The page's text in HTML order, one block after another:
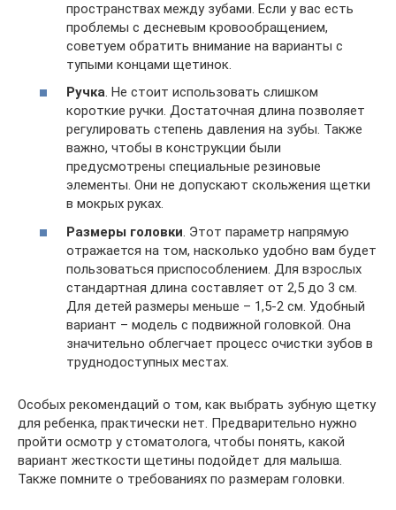
пространствах между зубами. Если у вас есть
проблемы с десневым кровообращением,
советуем обратить внимание на варианты с
тупыми концами щетинок.
Ручка. Не стоит использовать слишком
короткие ручки. Достаточная длина позволяет
регулировать степень давления на зубы. Также
важно, чтобы в конструкции были
предусмотрены специальные резиновые
элементы. Они не допускают скольжения щетки
в мокрых руках.
Размеры головки. Этот параметр напрямую
отражается на том, насколько удобно вам будет
пользоваться приспособлением. Для взрослых
стандартная длина составляет от 2,5 до 3 см.
Для детей размеры меньше – 1,5-2 см. Удобный
вариант – модель с подвижной головкой. Она
значительно облегчает процесс очистки зубов в
труднодоступных местах.
Особых рекомендаций о том, как выбрать зубную щетку
для ребенка, практически нет. Предварительно нужно
пройти осмотр у стоматолога, чтобы понять, какой
вариант жесткости щетины подойдет для малыша.
Также помните о требованиях по размерам головки.